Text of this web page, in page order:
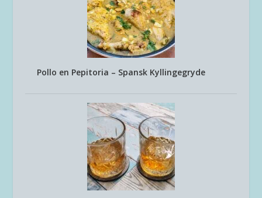
Pollo en Pepitoria – Spansk Kyllingegryde